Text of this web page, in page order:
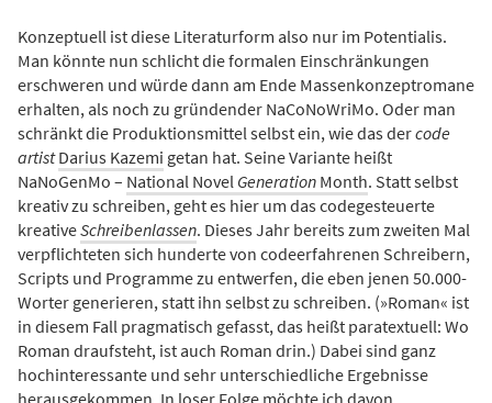
Konzeptuell ist diese Literaturform also nur im Potentialis.
Man könnte nun schlicht die formalen Einschränkungen
erschweren und würde dann am Ende Massenkonzeptromane
erhalten, als noch zu gründender NaCoNoWriMo. Oder man
schränkt die Produktionsmittel selbst ein, wie das dercode
artist Darius Kazemi getan hat. Seine Variante heißt
NaNoGenMo – National Novel GenerationMonth. Statt selbst
kreativ zu schreiben, geht es hier um das codegesteuerte
kreativeSchreibenlassen. Dieses Jahr bereits zum zweiten Mal
verpflichteten sich hunderte von codeerfahrenen Schreibern,
Scripts und Programme zu entwerfen, die eben jenen 50.000-
Worter generieren, statt ihn selbst zu schreiben. (»Roman« ist
in diesem Fall pragmatisch gefasst, das heißt paratextuell: Wo
Roman draufsteht, ist auch Roman drin.) Dabei sind ganz
hochinteressante und sehr unterschiedliche Ergebnisse
herausgekommen. In loser Folge möchte ich davon